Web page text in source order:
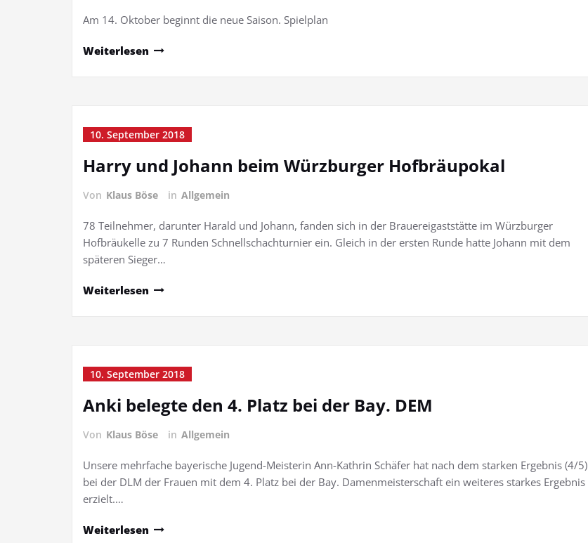
Am 14. Oktober beginnt die neue Saison. Spielplan
Weiterlesen
10. September 2018
Harry und Johann beim Würzburger Hofbräupokal
Von Klaus Böse in Allgemein
78 Teilnehmer, darunter Harald und Johann, fanden sich in der Brauereigaststätte im Würzburger
Hofbräukelle zu 7 Runden Schnellschachturnier ein. Gleich in der ersten Runde hatte Johann mit dem
späteren Sieger…
Weiterlesen
10. September 2018
Anki belegte den 4. Platz bei der Bay. DEM
Von Klaus Böse in Allgemein
Unsere mehrfache bayerische Jugend-Meisterin Ann-Kathrin Schäfer hat nach dem starken Ergebnis (4/5)
bei der DLM der Frauen mit dem 4. Platz bei der Bay. Damenmeisterschaft ein weiteres starkes Ergebnis
erzielt.…
Weiterlesen